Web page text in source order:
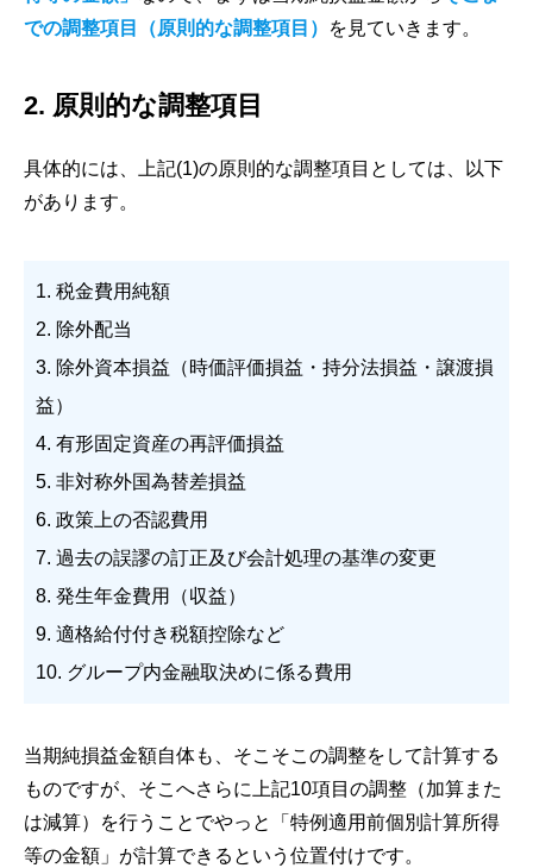
での調整項目（原則的な調整項目）
を見ていきます。
2. 原則的な調整項目
具体的には、上記(1)の原則的な調整項目としては、以下
があります。
1. 税金費用純額
2. 除外配当
3. 除外資本損益（時価評価損益・持分法損益・譲渡損
益）
4. 有形固定資産の再評価損益
5. 非対称外国為替差損益
6. 政策上の否認費用
7. 過去の誤謬の訂正及び会計処理の基準の変更
8. 発生年金費用（収益）
9. 適格給付付き税額控除など
10. グループ内金融取決めに係る費用
当期純損益金額自体も、そこそこの調整をして計算する
ものですが、そこへさらに上記10項目の調整（加算また
は減算）を行うことでやっと「特例適用前個別計算所得
等の金額」が計算できるという位置付けです。